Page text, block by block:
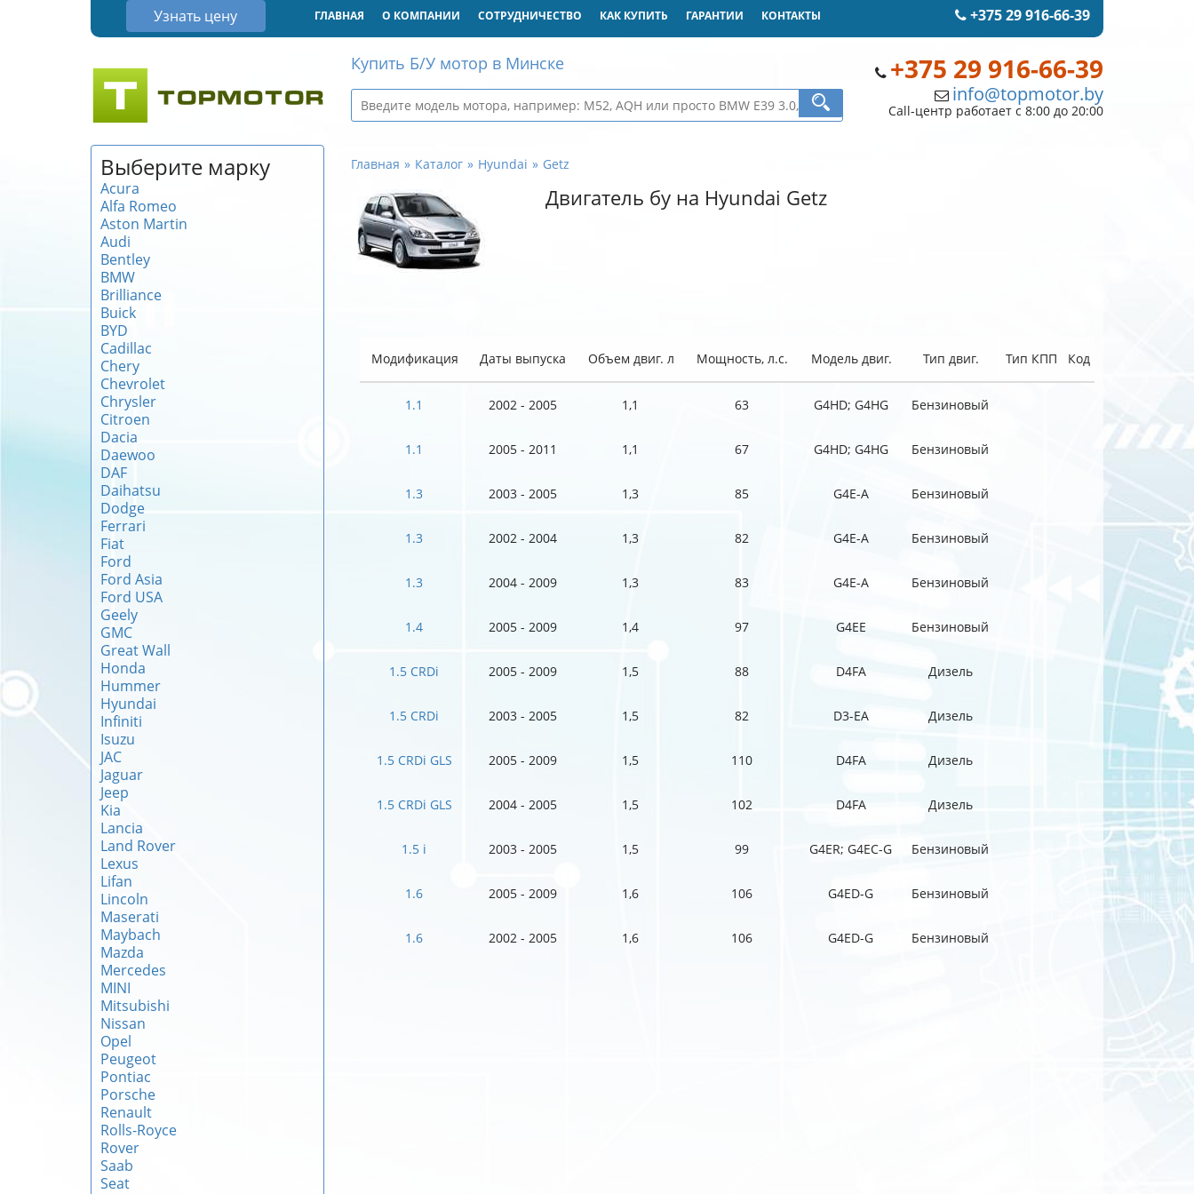
Узнать цену +375 29 916-66-39
ГЛАВНАЯ О КОМПАНИИ СОТРУДНИЧЕСТВО КАК КУПИТЬ ГАРАНТИИ КОНТАКТЫ
+375 29 916-66-39
info@topmotor.by
Call-центр работает с 8:00 до 20:00
Купить Б/У мотор в Минске
Выберите марку
Acura
Alfa Romeo
Aston Martin
Audi
Bentley
BMW
Brilliance
Buick
BYD
Cadillac
Chery
Chevrolet
Chrysler
Citroen
Dacia
Daewoo
DAF
Daihatsu
Dodge
Ferrari
Fiat
Ford
Ford Asia
Ford USA
Geely
GMC
Great Wall
Honda
Hummer
Hyundai
Infiniti
Isuzu
JAC
Jaguar
Jeep
Kia
Lancia
Land Rover
Lexus
Lifan
Lincoln
Maserati
Maybach
Mazda
Mercedes
MINI
Mitsubishi
Nissan
Opel
Peugeot
Pontiac
Porsche
Renault
Rolls-Royce
Rover
Saab
Seat
Главная Каталог Hyundai Getz
Двигатель бу на Hyundai Getz
Модификация Даты выпуска Объем двиг. л Мощность, л.с. Модель двиг. Тип двиг. Тип КПП Код
1.1 2002 - 2005 1,1 63 G4HD; G4HG Бензиновый
1.1 2005 - 2011 1,1 67 G4HD; G4HG Бензиновый
1.3 2003 - 2005 1,3 85 G4E-A Бензиновый
1.3 2002 - 2004 1,3 82 G4E-A Бензиновый
1.3 2004 - 2009 1,3 83 G4E-A Бензиновый
1.4 2005 - 2009 1,4 97 G4EE Бензиновый
1.5 CRDi 2005 - 2009 1,5 88 D4FA Дизель
1.5 CRDi 2003 - 2005 1,5 82 D3-EA Дизель
1.5 CRDi GLS 2005 - 2009 1,5 110 D4FA Дизель
1.5 CRDi GLS 2004 - 2005 1,5 102 D4FA Дизель
1.5 i 2003 - 2005 1,5 99 G4ER; G4EC-G Бензиновый
1.6 2005 - 2009 1,6 106 G4ED-G Бензиновый
1.6 2002 - 2005 1,6 106 G4ED-G Бензиновый